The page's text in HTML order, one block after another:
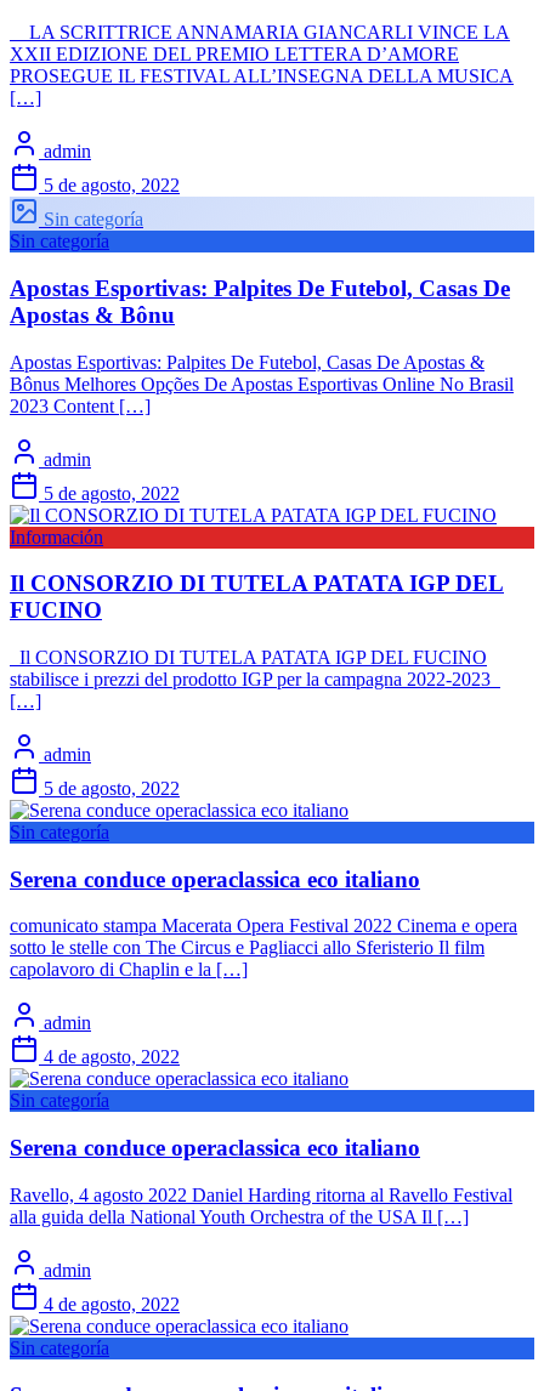
LA SCRITTRICE ANNAMARIA GIANCARLI VINCE LA
XXII EDIZIONE DEL PREMIO LETTERA D’AMORE
PROSEGUE IL FESTIVAL ALL’INSEGNA DELLA MUSICA
[…]
admin
5 de agosto, 2022
Sin categoría
Sin categoría
Apostas Esportivas: Palpites De Futebol, Casas De
Apostas & Bônu
Apostas Esportivas: Palpites De Futebol, Casas De Apostas &
Bônus Melhores Opções De Apostas Esportivas Online No Brasil
2023 Content […]
admin
5 de agosto, 2022
Información
Il CONSORZIO DI TUTELA PATATA IGP DEL
FUCINO
Il CONSORZIO DI TUTELA PATATA IGP DEL FUCINO
stabilisce i prezzi del prodotto IGP per la campagna 2022-2023
[…]
admin
5 de agosto, 2022
Sin categoría
Serena conduce operaclassica eco italiano
comunicato stampa Macerata Opera Festival 2022 Cinema e opera
sotto le stelle con The Circus e Pagliacci allo Sferisterio Il film
capolavoro di Chaplin e la […]
admin
4 de agosto, 2022
Sin categoría
Serena conduce operaclassica eco italiano
Ravello, 4 agosto 2022 Daniel Harding ritorna al Ravello Festival
alla guida della National Youth Orchestra of the USA Il […]
admin
4 de agosto, 2022
Sin categoría